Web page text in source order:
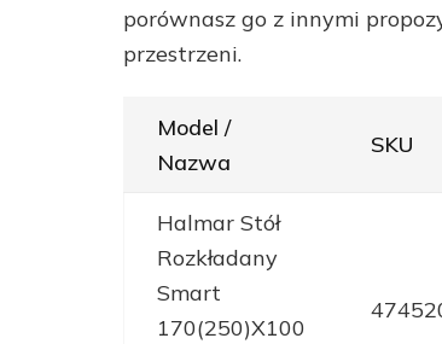
porównasz go z innymi
przestrzeni.
Model /
Nazwa
SKU
Halmar Stół
Rozkładany
Smart
170(250)X100